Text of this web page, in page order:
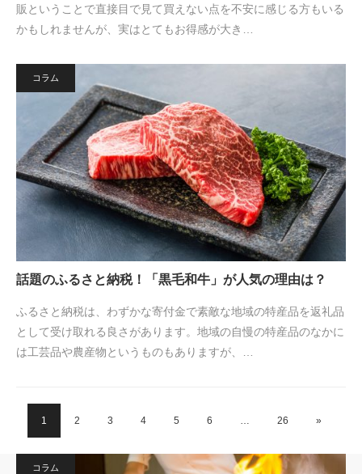
販ということで直接目で見て買えない点を不安に感じる方もいる
かもしれませんが、実はとてもお得感が大き…
コラム
話題のふるさと納税！「黒毛和牛」が人気の理由は？
ふるさと納税は、わずかな寄付金で素敵な地域の特産品を返礼品
として受け取れる良さがあります。地域の自慢の特産品のなかに
は工芸品や農産物というものもありますが、…
1 2 3 4 5 6 … 26 »
コラム